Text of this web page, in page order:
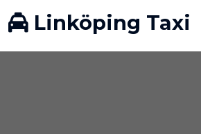
Linköping Taxi